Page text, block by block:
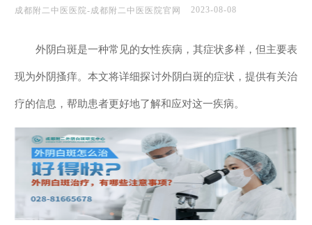
成都附二中医医院-成都附二中医医院官网 2023-08-08
外阴白斑是一种常见的女性疾病，其症状多样，但主要表
现为外阴搔痒。本文将详细探讨外阴白斑的症状，提供有关治
疗的信息，帮助患者更好地了解和应对这一疾病。